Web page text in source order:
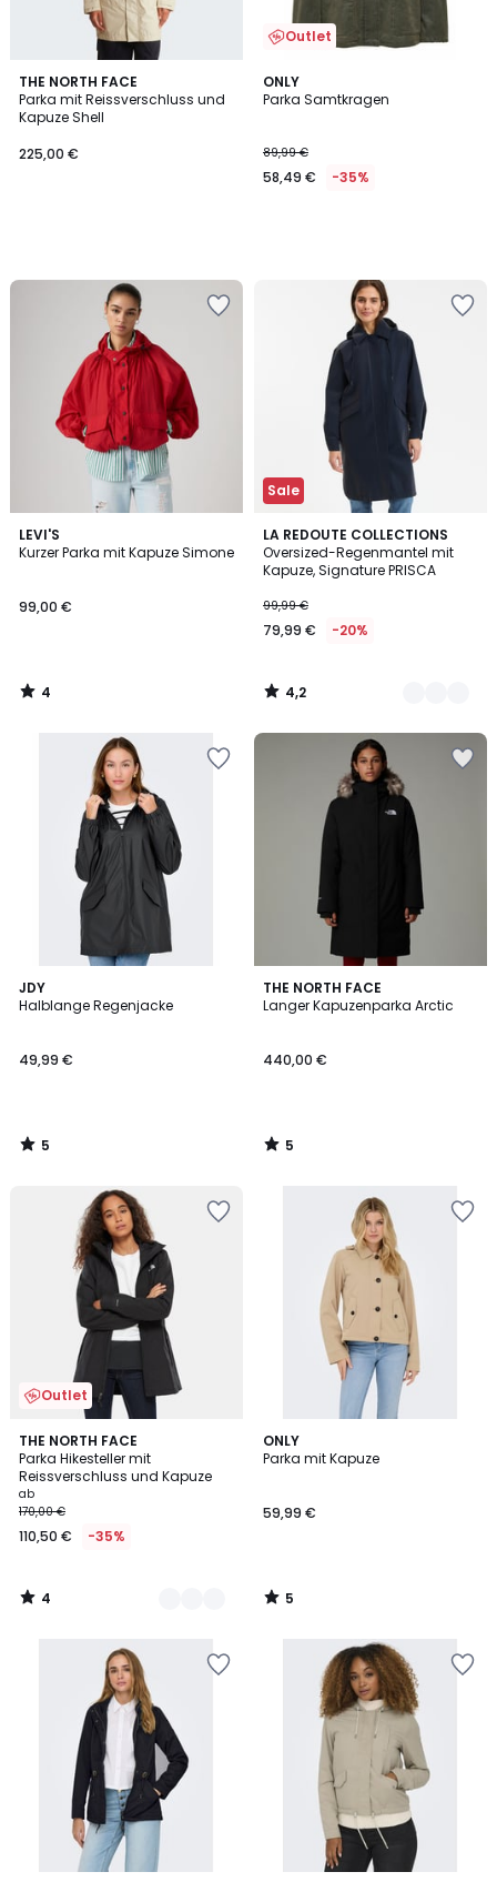
THE NORTH FACE
Parka mit Reissverschluss und
Kapuze Shell
225,00 €
Outlet
ONLY
Parka Samtkragen
89,99 €
58,49 € -35%
LEVI'S
Kurzer Parka mit Kapuze Simone
99,00 €
4
/
4
/
Sale
LA REDOUTE COLLECTIONS
Oversized-Regenmantel mit
Kapuze, Signature PRISCA
99,99 €
79,99 € -20%
4,2
/ 5
3
Farben
4,2
/
JDY
Halblange Regenjacke
49,99 €
5
/
5
/
THE NORTH FACE
Langer Kapuzenparka Arctic
440,00 €
5
/
5
/
Outlet
THE NORTH FACE
Parka Hikesteller mit
Reissverschluss und Kapuze
ab
170,00 €
110,50 € -35%
4
/
5
2
Farben
4
/
ONLY
Parka mit Kapuze
59,99 €
5
/
5
/